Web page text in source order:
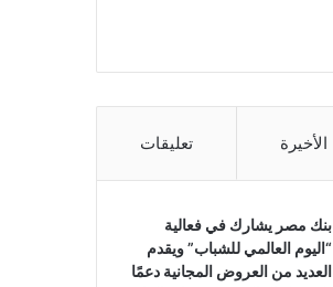
الأخيرة تعليقات
بنك مصر يشارك في فعالية
“اليوم العالمي للشباب” ويقدم
العديد من العروض المجانية دعمًا